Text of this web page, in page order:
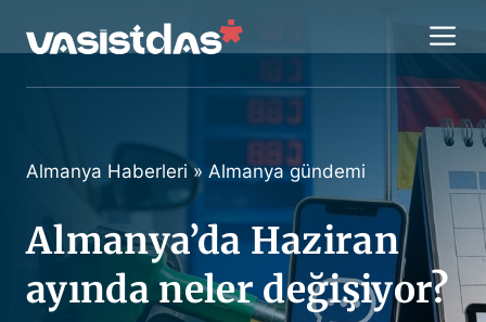
atla
Almanya Haberleri » Almanya gündemi
Almanya’da Haziran
ayında neler değişiyor?